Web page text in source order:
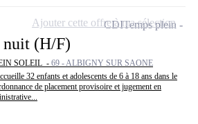
nuit (H/F)
SOLEIL - 69 - ALBIGNY SUR SAONE
32 enfants et adolescents de 6 à 18 ans dans le
de placement provisoire et jugement en
CDITemps plein
Ajouter cette offre à ma sélection